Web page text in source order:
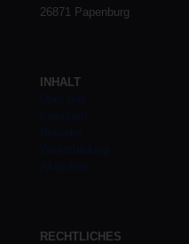
26871 Papenburg
INHALT
Über uns
Innungen
Betriebe
Weiterbildung
Aktuelles
RECHTLICHES